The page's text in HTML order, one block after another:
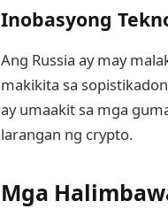
Inobasyong
Ang Russia ay may
makikita sa
ay umaakit sa mga
larangan ng crypto.
Mga